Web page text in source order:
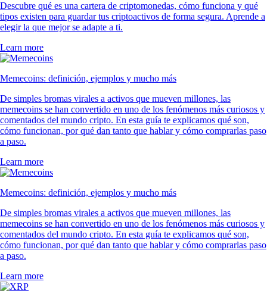
Descubre qué es una cartera de criptomonedas, cómo funciona y qué
tipos existen para guardar tus criptoactivos de forma segura. Aprende a
elegir la que mejor se adapte a ti.
Learn more
Memecoins: definición, ejemplos y mucho más
De simples bromas virales a activos que mueven millones, las
memecoins se han convertido en uno de los fenómenos más curiosos y
comentados del mundo cripto. En esta guía te explicamos qué son,
cómo funcionan, por qué dan tanto que hablar y cómo comprarlas paso
a paso.
Learn more
Memecoins: definición, ejemplos y mucho más
De simples bromas virales a activos que mueven millones, las
memecoins se han convertido en uno de los fenómenos más curiosos y
comentados del mundo cripto. En esta guía te explicamos qué son,
cómo funcionan, por qué dan tanto que hablar y cómo comprarlas paso
a paso.
Learn more